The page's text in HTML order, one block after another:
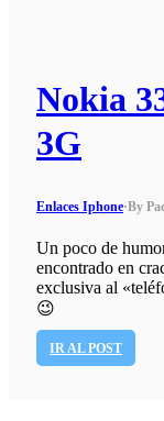
Nokia
3G
Enlaces Iphone·By
Un poco de
encontrado en
exclusiva al
😉
IR AL POST